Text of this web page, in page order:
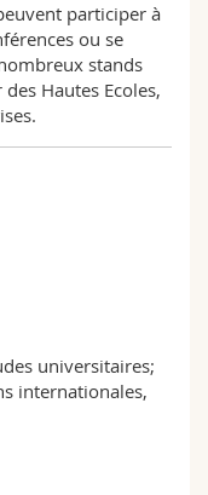
participer à
ou se
stands
Hautes Ecoles,
universitaires;
internationales,